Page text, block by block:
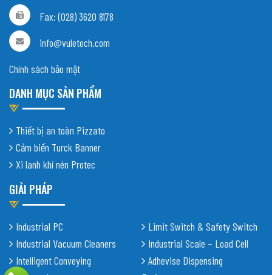
Fax: (028) 3620 8178
info@vuletech.com
Chính sách bảo mật
DANH MỤC SẢN PHẨM
Thiết bị an toàn Pizzato
Cảm biến Turck Banner
Xi lanh khí nén Protec
GIẢI PHÁP
Industrial PC
Industrial Vacuum Cleaners
Intelligent Conveying
Limit Switch & Safety Switch
Industrial Scale – Load Cell
Adhevise Dispensing